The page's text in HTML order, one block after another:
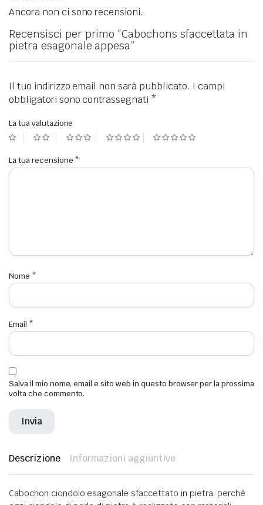
Ancora non ci sono recensioni.
Recensisci per primo “Cabochons sfaccettata in
pietra esagonale appesa”
Il tuo indirizzo email non sarà pubblicato. I campi
obbligatori sono contrassegnati *
La tua valutazione
La tua recensione *
Nome *
Email *
Salva il mio nome, email e sito web in questo browser per la prossima
volta che commento.
Descrizione Informazioni aggiuntive
Cabochon ciondolo esagonale sfaccettato in pietra: perché